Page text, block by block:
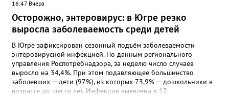
16:47 Вчера
Осторожно, энтеровирус: в Югре резко
выросла заболеваемость среди детей
В Югре зафиксирован сезонный подъём заболеваемости
энтеровирусной инфекцией. По данным регионального
управления Роспотребнадзора, за неделю число случаев
выросло на 34,4%. При этом подавляющее большинство
заболевших — дети (97%), из которых 73,9% — дошкольники в
возрасте до шести лет. Инфекция выявлена в 12